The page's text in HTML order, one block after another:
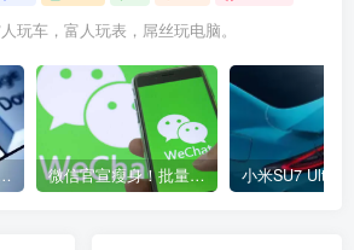
玩车，富人玩表，屌丝玩电脑。
移动光猫超级密码是多少？移动光猫超级管理员后台账号与密码 微信官宣瘦身！批量清理原图新功能来了 安卓、iOS均可使用